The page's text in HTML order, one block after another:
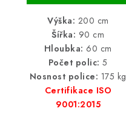
Výška: 200 cm
Šířka: 90 cm
Hloubka: 60 cm
Počet polic: 5
Nosnost police: 175 kg
Certifikace ISO
9001:2015